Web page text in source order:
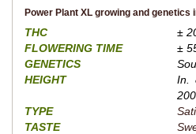
Power Plant XL growing and genetics
THC
±
FLOWERING TIME
±
GENETICS
HEIGHT
In.
TYPE
TASTE